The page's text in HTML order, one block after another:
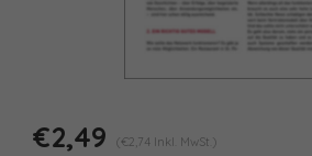
€2,49 (€2,74 Inkl. MwSt.)